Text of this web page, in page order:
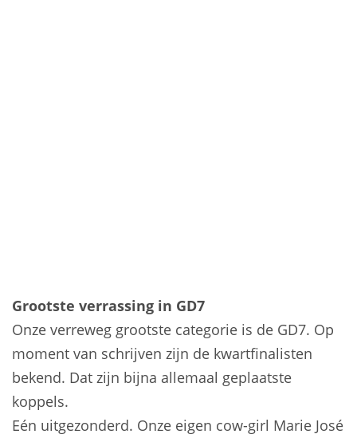
Grootste verrassing in GD7
Onze verreweg grootste categorie is de GD7. Op
moment van schrijven zijn de kwartfinalisten
bekend. Dat zijn bijna allemaal geplaatste
koppels.
Eén uitgezonderd. Onze eigen cow-girl Marie José